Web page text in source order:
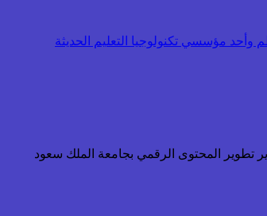
تطوير المحتوى الرقمي بجامعة الملك سعود